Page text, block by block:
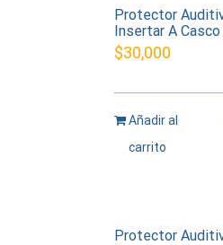
Protector
Insertar A
$30,000
Añadir al
carrito
Protector